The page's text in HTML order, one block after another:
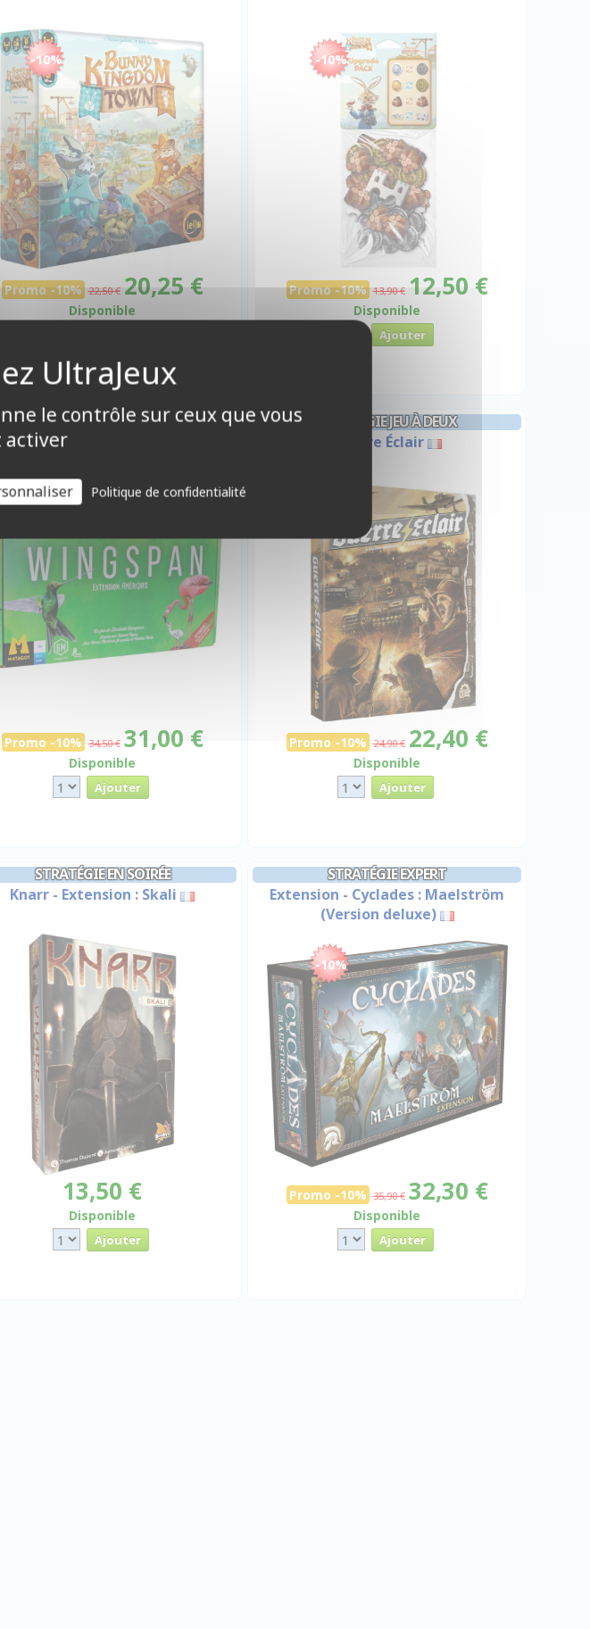
-10%
Promo -10% 22,50 € 20,25 €
Disponible
-10%
Promo -10% 13,90 € 12,50 €
Disponible
STRATÉGIE BEST-SELLER
- Extension Amériques
Promo -10% 34,50 € 31,00 €
Disponible
STRATÉGIE JEU À DEUX
Guerre Éclair
Promo -10% 24,90 € 22,40 €
Disponible
STRATÉGIE EN SOIRÉE
Knarr - Extension : Skali
13,50 €
Disponible
STRATÉGIE EXPERT
Extension - Cyclades : Maelström
(Version deluxe)
-10%
Promo -10% 35,90 € 32,30 €
Disponible
le contrôle sur ceux que vous
activer
Politique de confidentialité